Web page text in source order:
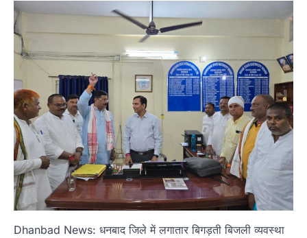
Dhanbad News: धनबाद जिले में लगातार बिगड़ती बिजली व्यवस्था